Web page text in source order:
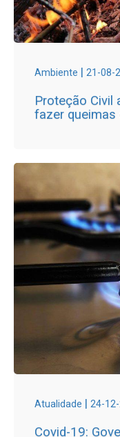
Ambiente | 21-08-
Proteção Civil
fazer queimas
Atualidade | 24-
Covid-19: